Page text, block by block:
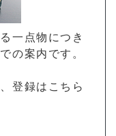
一点物につき
の案内です。
登録はこちら